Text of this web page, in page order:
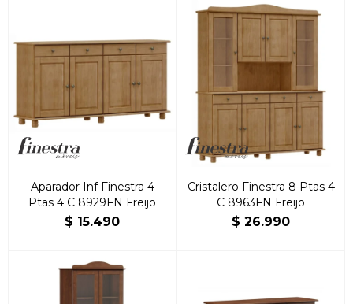
Aparador Inf Finestra 4
Ptas 4 C 8929FN Freijo
$ 15.490
Cristalero Finestra 8 Ptas 4
C 8963FN Freijo
$ 26.990